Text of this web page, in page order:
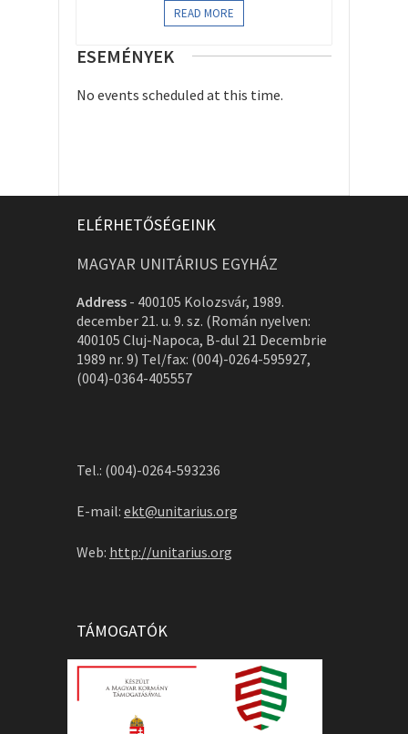
READ MORE
ESEMÉNYEK
No events scheduled at this time.
ELÉRHETŐSÉGEINK
MAGYAR UNITÁRIUS EGYHÁZ
Address - 400105 Kolozsvár, 1989.
december 21. u. 9. sz. (Román nyelven:
400105 Cluj-Napoca, B-dul 21 Decembrie
1989 nr. 9) Tel/fax: (004)-0264-595927,
(004)-0364-405557
Tel.: (004)-0264-593236
E-mail: ekt@unitarius.org
Web: http://unitarius.org
TÁMOGATÓK